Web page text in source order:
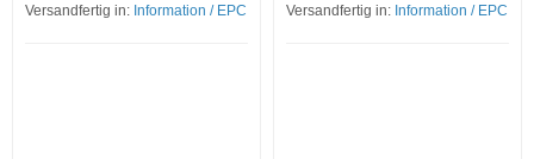
Versandfertig in: Information / EPC Versandfertig in: Information / EPC